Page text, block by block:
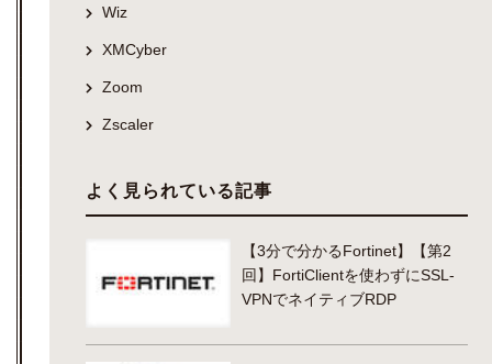
Wiz
XMCyber
Zoom
Zscaler
よく見られている記事
【3分で分かるFortinet】【第2
回】FortiClientを使わずにSSL-
VPNでネイティブRDP